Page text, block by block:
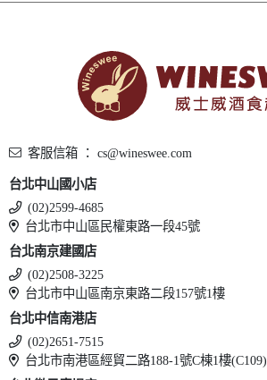
客服信箱 ： cs@wineswee.com
台北中山國小店
(02)2599-4685
台北市中山區民權東路一段45號
台北南京建國店
(02)2508-3225
台北市中山區南京東路二段157號1樓
台北中信南港店
(02)2651-7515
台北市南港區經貿二路188-1號C棟1樓(C109)